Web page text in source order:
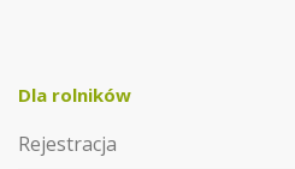
Dla rolników
Rejestracja